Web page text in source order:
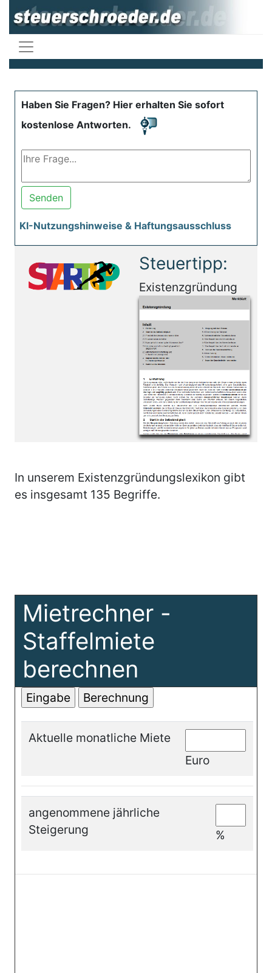
Haben Sie Fragen? Hier erhalten Sie sofort
kostenlose Antworten.
Senden
KI-Nutzungshinweise & Haftungsausschluss
Steuertipp:
Existenzgründung
In unserem Existenzgründungslexikon gibt
es insgesamt 135 Begriffe.
Mietrechner -
Staffelmiete
berechnen
Aktuelle monatliche Miete
Euro
angenommene jährliche
Steigerung
%